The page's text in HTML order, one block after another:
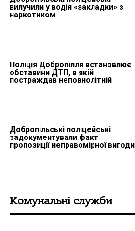
вилучили у водія «закладки» з
наркотиком
Поліція Добропілля встановлює
обставини ДТП, в якій
постраждав неповнолітній
Добропільські поліцейські
задокументували факт
пропозиції неправомірної вигоди
Комунальні служби